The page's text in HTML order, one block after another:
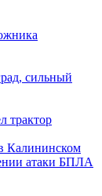
сильный
трактор
Калининском
атаки БПЛА